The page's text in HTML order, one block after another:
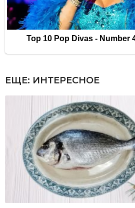
ЕЩЕ: ИНТЕРЕСНОЕ